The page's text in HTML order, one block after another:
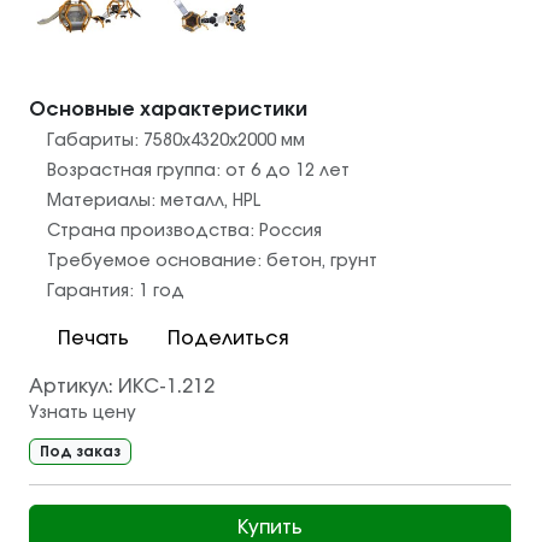
Основные характеристики
Габариты: 7580x4320x2000 мм
Возрастная группа: от 6 до 12 лет
Материалы: металл, HPL
Страна производства: Россия
Требуемое основание: бетон, грунт
Гарантия:
1 год
Печать Поделиться
Артикул: ИКС-1.212
Узнать цену
Под заказ
Купить